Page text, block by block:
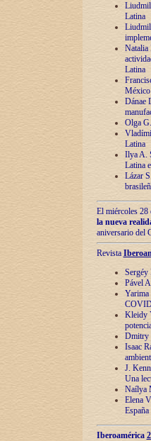
Latina
Natalia
Latina
México
Dánae
Olga
Latina
Ilya A.
Latina
Lázar
El miércoles 28
la nueva
aniversario del
Revista
Sergéy
Pável
Yarima
Kleidy
Dmitry
Isaac
J.
Una
Naílya
Elena
España
Iberoamérica